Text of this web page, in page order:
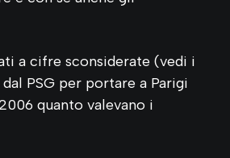
a cifre sconsiderate (vedi i
PSG per portare a Parigi
quanto valevano i